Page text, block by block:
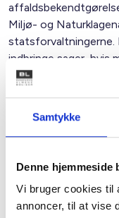
Samtykke
Denne hjemmeside
Vi bruger cookies til
annoncer, til at vise
Miljø- og
statsforvaltningerne.
indbringe sager, hvis
tilsidesætter
Med venlig hilsen
Kontakt